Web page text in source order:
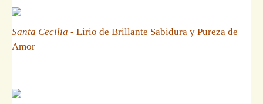
Santa Cecilia - Lirio de Brillante Sabidura y Pureza de
Amor